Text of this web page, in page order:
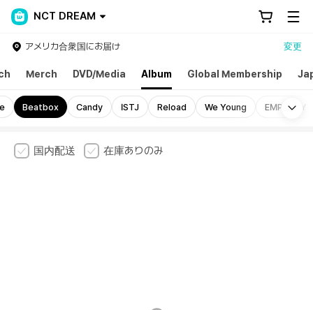
NCT DREAM
アメリカ合衆国にお届け 変更
Merch DVD/Media Album Global Membership
Beatbox Candy ISTJ Reload We Young EMPATHY
国内配送 在庫ありのみ